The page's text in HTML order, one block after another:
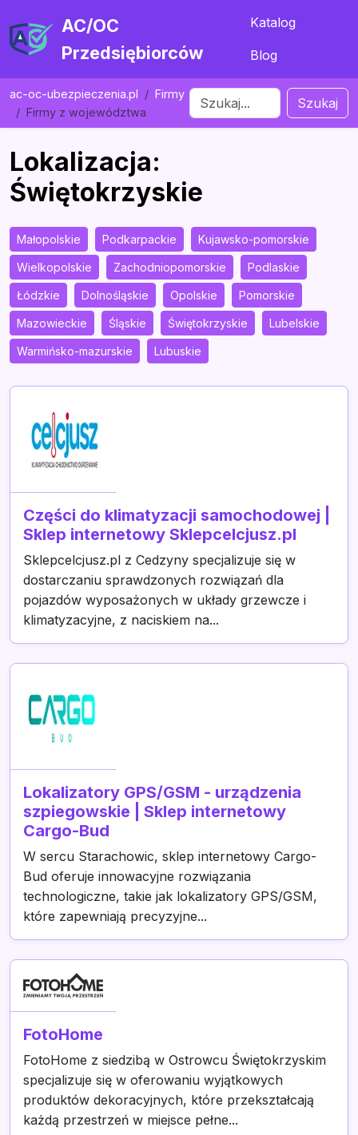
AC/OC
Przedsiębiorców
Katalog
Blog
ac-oc-ubezpieczenia.pl
Firmy
Firmy z województwa
Szukaj
Lokalizacja:
Świętokrzyskie
Małopolskie Podkarpackie Kujawsko-pomorskie
Wielkopolskie Zachodniopomorskie Podlaskie
Łódzkie Dolnośląskie Opolskie Pomorskie
Mazowieckie Śląskie Świętokrzyskie Lubelskie
Warmińsko-mazurskie Lubuskie
Części do klimatyzacji samochodowej |
Sklep internetowy Sklepcelcjusz.pl
Sklepcelcjusz.pl z Cedzyny specjalizuje się w
dostarczaniu sprawdzonych rozwiązań dla
pojazdów wyposażonych w układy grzewcze i
klimatyzacyjne, z naciskiem na...
Lokalizatory GPS/GSM - urządzenia
szpiegowskie | Sklep internetowy
Cargo-Bud
W sercu Starachowic, sklep internetowy Cargo-
Bud oferuje innowacyjne rozwiązania
technologiczne, takie jak lokalizatory GPS/GSM,
które zapewniają precyzyjne...
FotoHome
FotoHome z siedzibą w Ostrowcu Świętokrzyskim
specjalizuje się w oferowaniu wyjątkowych
produktów dekoracyjnych, które przekształcają
każdą przestrzeń w miejsce pełne...